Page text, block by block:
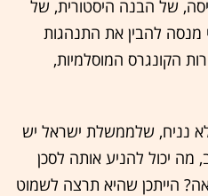
של הבנה היסטורית, של
מנסה להבין את התנהגות
הקונגרס המוסלמיות,
נניח, שלממשלת ישראל יש
מה יכול להניע אותה לסכן
הייתכן שהיא תרצה לשמוט